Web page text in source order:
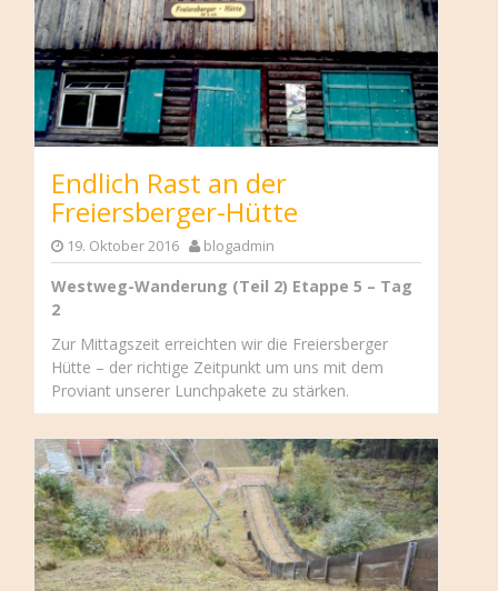
Endlich Rast an der
Freiersberger-Hütte
19. Oktober 2016 blogadmin
Westweg-Wanderung (Teil 2) Etappe 5 – Tag
2
Zur Mittagszeit erreichten wir die Freiersberger
Hütte – der richtige Zeitpunkt um uns mit dem
Proviant unserer Lunchpakete zu stärken.